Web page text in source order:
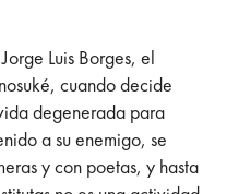
Luis Borges, el
cuando decide
degenerada para
a su enemigo, se
y con poetas, y hasta